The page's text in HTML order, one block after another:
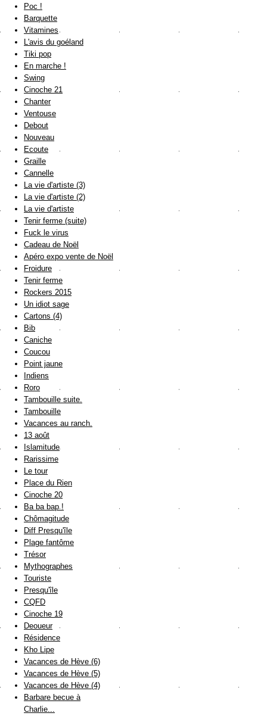
Poc !
Barquette
Vitamines
L'avis du goéland
Tiki pop
En marche !
Swing
Cinoche 21
Chanter
Ventouse
Debout
Nouveau
Ecoute
Graille
Cannelle
La vie d'artiste (3)
La vie d'artiste (2)
La vie d'artiste
Tenir ferme (suite)
Fuck le virus
Cadeau de Noël
Apéro expo vente de Noël
Froidure
Tenir ferme
Rockers 2015
Un idiot sage
Cartons (4)
Bib
Caniche
Coucou
Point jaune
Indiens
Roro
Tambouille suite.
Tambouille
Vacances au ranch.
13 août
Islamitude
Rarissime
Le tour
Place du Rien
Cinoche 20
Ba ba bap !
Chômagitude
Diff Presqu'île
Plage fantôme
Trésor
Mythographes
Touriste
Presqu'île
CQFD
Cinoche 19
Deoueur
Résidence
Kho Lipe
Vacances de Hève (6)
Vacances de Hève (5)
Vacances de Hève (4)
Barbare becue à
Charlie...